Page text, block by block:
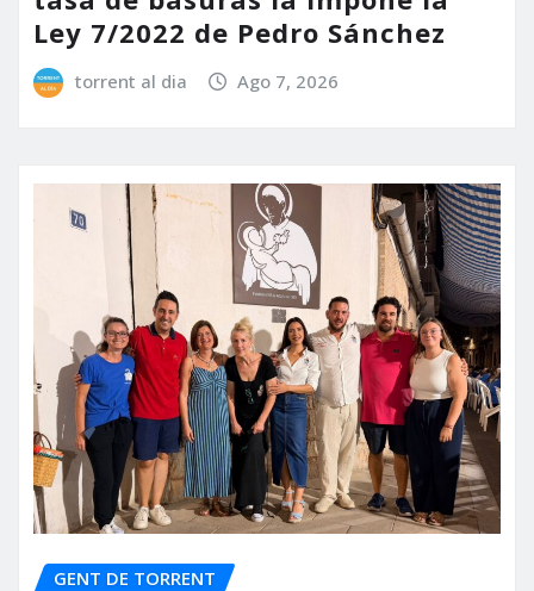
Ley 7/2022 de Pedro Sánchez
torrent al dia Ago 7, 2026
GENT DE TORRENT